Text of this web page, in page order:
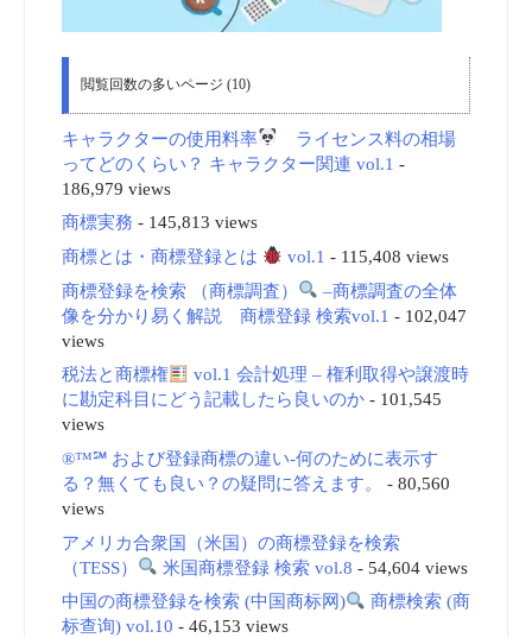
閲覧回数の多いページ (10)
キャラクターの使用料率
ライセンス料の相場
ってどのくらい？ キャラクター関連 vol.1 -
186,979 views
商標実務 - 145,813 views
商標とは・商標登録とは
vol.1 - 115,408 views
商標登録を検索 （商標調査）
–商標調査の全体
像を分かり易く解説 商標登録 検索vol.1 - 102,047
views
税法と商標権
vol.1 会計処理 – 権利取得や譲渡時
に勘定科目にどう記載したら良いのか- 101,545
views
®™℠ および登録商標の違い-何のために表示す
る？無くても良い？の疑問に答えます。
- 80,560
views
アメリカ合衆国（米国）の商標登録を検索
（TESS）
米国商標登録 検索 vol.8 - 54,604 views
中国の商標登録を検索 (中国商标网)
商標検索 (商
标查询) vol.10 - 46,153 views